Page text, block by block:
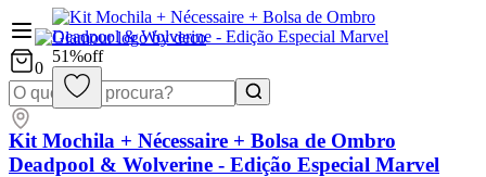
0
51%off
Kit Mochila + Nécessaire + Bolsa de Ombro
Deadpool & Wolverine - Edição Especial Marvel